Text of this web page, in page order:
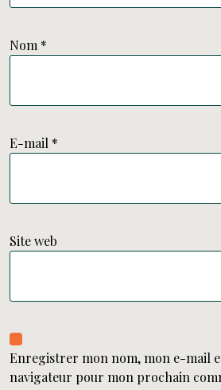
Nom *
E-mail *
Site web
Enregistrer mon nom, mon e-mail
navigateur pour mon prochain